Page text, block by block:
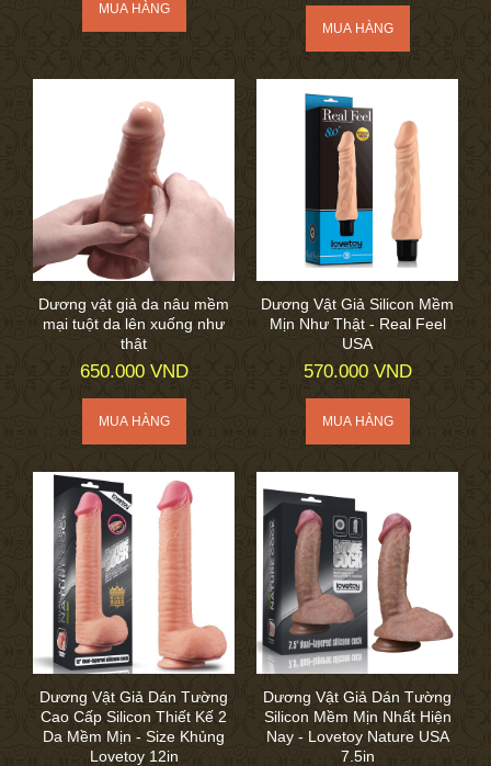
Dương vật giả da nâu mềm
mại tuột da lên xuống như
thật
650.000 VND
Dương Vật Giả Silicon Mềm
Mịn Như Thật - Real Feel
USA
570.000 VND
Dương Vật Giả Dán Tường
Cao Cấp Silicon Thiết Kế 2
Da Mềm Mịn - Size Khủng
Lovetoy 12in
Dương Vật Giả Dán Tường
Silicon Mềm Mịn Nhất Hiện
Nay - Lovetoy Nature USA
7.5in